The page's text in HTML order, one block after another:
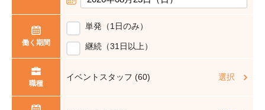
働く期間
単発（1日のみ）
継続（31日以上）
職種
イベントスタッフ (60) 選択